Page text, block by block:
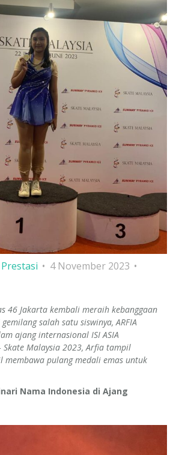
Prestasi
4 November 2023
46 Jakarta kembali meraih kebanggaan
salah satu siswinya, ARFIA
ajang internasional ISI ASIA
Skate Malaysia 2023, Arfia tampil
membawa pulang medali emas untuk
Nama Indonesia di Ajang